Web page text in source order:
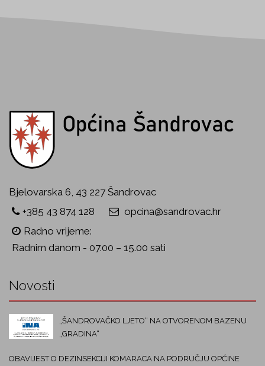
Bjelovarska 6, 43 227 Šandrovac
+385 43 874 128
opcina@sandrovac.hr
Radno vrijeme:
Radnim danom - 07.00 – 15.00 sati
Novosti
„ŠANDROVAČKO LJETO“ NA OTVORENOM BAZENU
„GRADINA“
OBAVIJEST O DEZINSEKCIJI KOMARACA NA PODRUČJU OPĆINE